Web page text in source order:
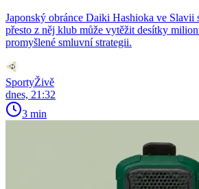
Japonský obránce Daiki Hashioka ve Slavii
přesto z něj klub může vytěžit desítky
promyšlené smluvní strategii.
SportyŽivě
dnes, 21:32
3 min